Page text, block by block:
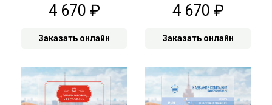
4 670 ₽
Заказать онлайн
4 670 ₽
Заказать онлайн